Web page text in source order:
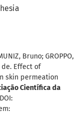
Bruno; GROPPO,
de. Effect of
skin permeation
Científica da